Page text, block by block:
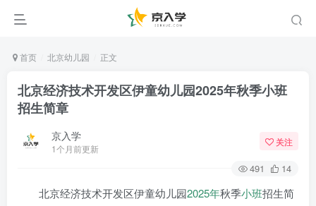
首页 北京幼儿园 正文
北京经济技术开发区伊童幼儿园2025年秋季小班
招生简章
京入学
1个月前更新
关注
491 14
北京经济技术开发区伊童幼儿园2025年秋季小班招生简